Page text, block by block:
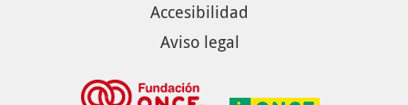
Accesibilidad
Aviso legal